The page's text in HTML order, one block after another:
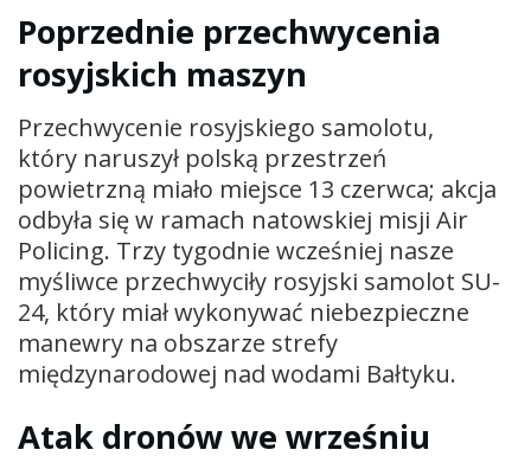
Poprzednie przechwycenia
rosyjskich maszyn
Przechwycenie rosyjskiego samolotu,
który naruszył polską przestrzeń
powietrzną miało miejsce 13 czerwca; akcja
odbyła się w ramach natowskiej misji Air
Policing. Trzy tygodnie wcześniej nasze
myśliwce przechwyciły rosyjski samolot SU-
24, który miał wykonywać niebezpieczne
manewry na obszarze strefy
międzynarodowej nad wodami Bałtyku.
Atak dronów we wrześniu